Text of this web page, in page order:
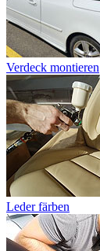
Verdeck montieren
Leder färben